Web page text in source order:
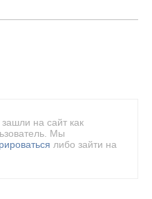
на сайт как
Мы
либо зайти на